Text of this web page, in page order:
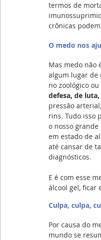
termos de
crônicas
O medo nos
Mas medo não
algum lugar de
no zoológico ou
defesa, de
pressão
rins. Tudo isso
o nosso
em estado de
até cansar de
diagnósticos.
E é com esse
álcool gel, ficar
Culpa, culpa,
Por causa do
mundo se